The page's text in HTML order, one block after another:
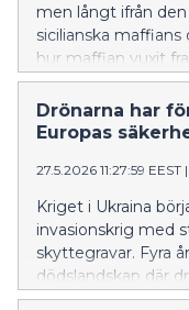
men långt ifrån den
sicilianska
hur maffian vuxit
maktstruktur med
Drönarna har
Europas
27.5.2026 11:27:59 EEST |
Kriget i Ukraina
invasionskrig med
skyttegravar. Fyra
dödslandskap där
soldaterna och